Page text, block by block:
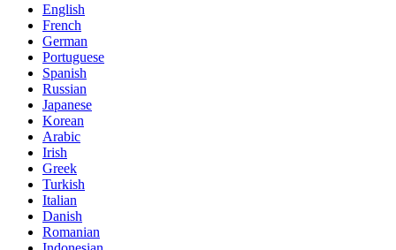
English
French
German
Portuguese
Spanish
Russian
Japanese
Korean
Arabic
Irish
Greek
Turkish
Italian
Danish
Romanian